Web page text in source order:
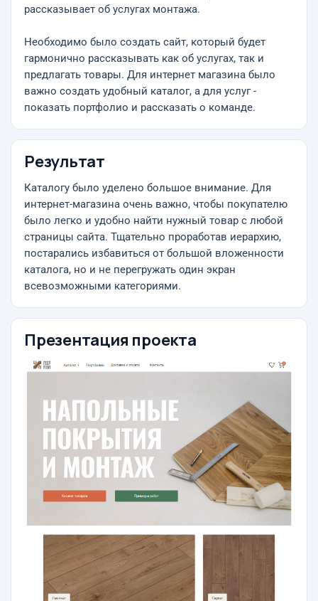
рассказывает об услугах монтажа.
Необходимо было создать сайт, который будет
гармонично рассказывать как об услугах, так и
предлагать товары. Для интернет магазина было
важно создать удобный каталог, а для услуг -
показать портфолио и рассказать о команде.
Результат
Каталогу было уделено большое внимание. Для
интернет-магазина очень важно, чтобы покупателю
было легко и удобно найти нужный товар с любой
страницы сайта. Тщательно проработав иерархию,
постарались избавиться от большой вложенности
каталога, но и не перегружать один экран
всевозможными категориями.
Презентация проекта